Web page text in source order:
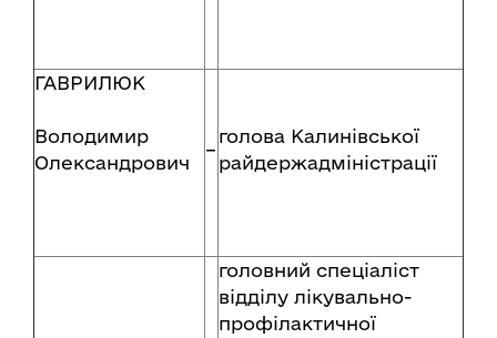
ГАВРИЛЮК
Володимир
Олександрович
–
голова Калинівської
райдержадміністрації
головний спеціаліст
відділу лікувально-
профілактичної